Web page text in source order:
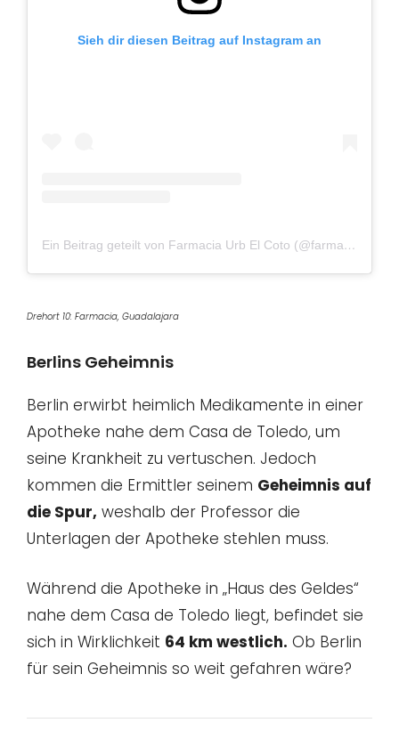
Sieh dir diesen Beitrag auf Instagram an
Ein Beitrag geteilt von Farmacia Urb El Coto (@farmaciaurbelcoto)
Drehort 10: Farmacia, Guadalajara
Berlins Geheimnis
Berlin erwirbt heimlich Medikamente in einer
Apotheke nahe dem Casa de Toledo, um
seine Krankheit zu vertuschen. Jedoch
kommen die Ermittler seinem Geheimnis auf
die Spur, weshalb der Professor die
Unterlagen der Apotheke stehlen muss.
Während die Apotheke in „Haus des Geldes“
nahe dem Casa de Toledo liegt, befindet sie
sich in Wirklichkeit 64 km westlich. Ob Berlin
für sein Geheimnis so weit gefahren wäre?